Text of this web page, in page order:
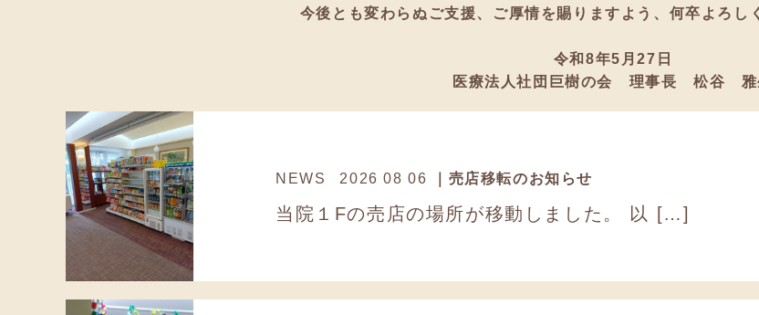
今後とも変わらぬご支援、ご厚情を賜りますよう、何卒よろし
令和8年5月27日
医療法人社団巨樹の会 理事長 松谷 雅
NEWS 2026 08 06 ｜売店移転のお知らせ
当院１Fの売店の場所が移動しました。 以 […]